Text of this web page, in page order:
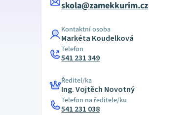
skola@zamekkurim.cz
Kontaktní osoba
Markéta Koudelková
Telefon
541 231 349
Ředitel/ka
Ing. Vojtěch Novotný
Telefon na ředitele/ku
541 231 038